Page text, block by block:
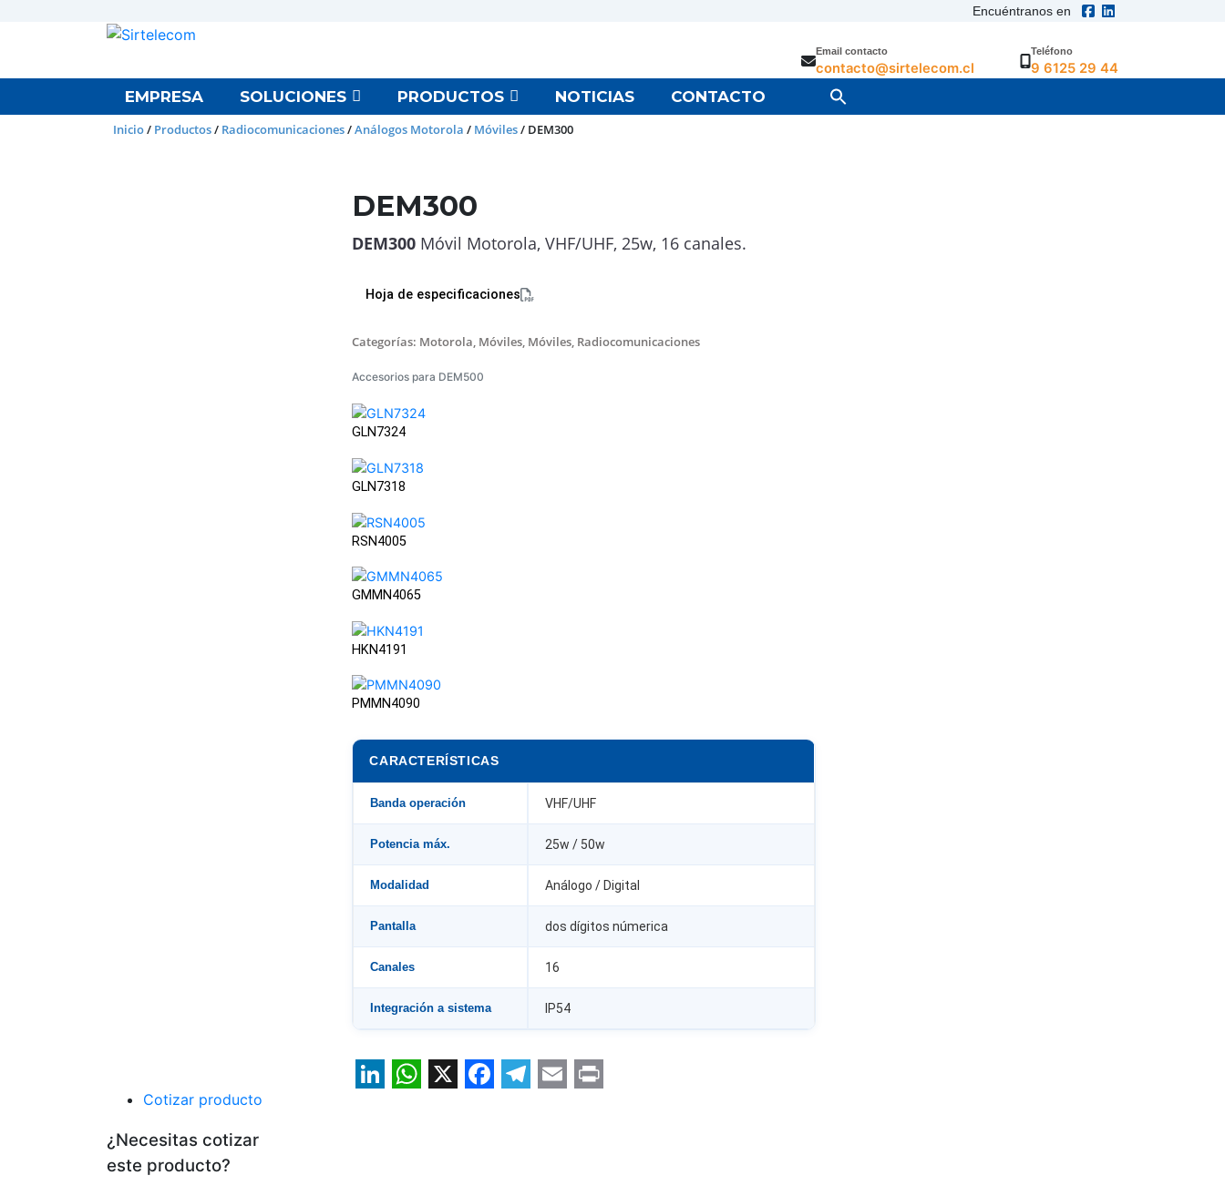
Encuéntranos en
Teléfono
9 6125 29 44
Email contacto
contacto@sirtelecom.cl
EMPRESA SOLUCIONES PRODUCTOS NOTICIAS CONTACTO
Inicio/ Productos/ Radiocomunicaciones/Análogos Motorola / Móviles/ DEM300
DEM300
DEM300 Móvil Motorola, VHF/UHF, 25w, 16 canales.
Hoja de especificaciones
Categorías: Motorola, Móviles, Móviles, Radiocomunicaciones
Accesorios para DEM500
GLN7324
GLN7318
RSN4005
GMMN4065
HKN4191
PMMN4090
CARACTERÍSTICAS
Banda operación VHF/UHF
Potencia máx. 25w / 50w
Modalidad Análogo / Digital
Pantalla dos dígitos númerica
Canales 16
Integración a sistema IP54
Cotizar producto
¿Necesitas cotizar
este producto?